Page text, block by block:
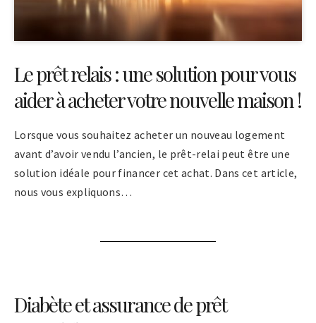
Le prêt relais : une solution pour vous
aider à acheter votre nouvelle maison !
Lorsque vous souhaitez acheter un nouveau logement
avant d’avoir vendu l’ancien, le prêt-relai peut être une
solution idéale pour financer cet achat. Dans cet article,
nous vous expliquons…
Diabète et assurance de prêt